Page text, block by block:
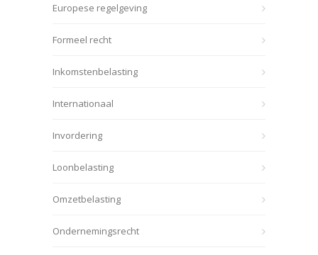
Europese regelgeving
Formeel recht
Inkomstenbelasting
Internationaal
Invordering
Loonbelasting
Omzetbelasting
Ondernemingsrecht